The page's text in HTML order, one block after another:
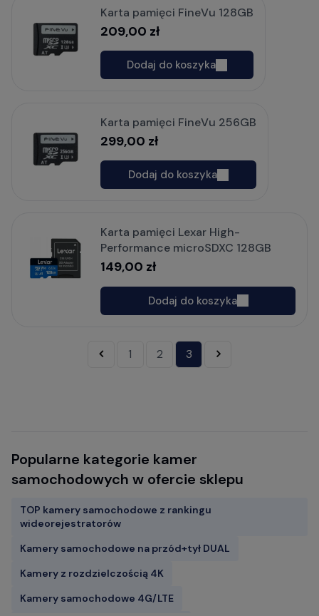
Karta pamięci FineVu 128GB
209,00 zł
Dodaj do koszyka
Karta pamięci FineVu 256GB
299,00 zł
Dodaj do koszyka
Karta pamięci Lexar High-
Performance microSDXC 128GB
149,00 zł
Dodaj do koszyka
« 1 2 3 »
Popularne kategorie kamer
samochodowych w ofercie sklepu
TOP kamery samochodowe z rankingu
wideorejestratorów
Kamery samochodowe na przód+tył DUAL
Kamery z rozdzielczością 4K
Kamery samochodowe 4G/LTE